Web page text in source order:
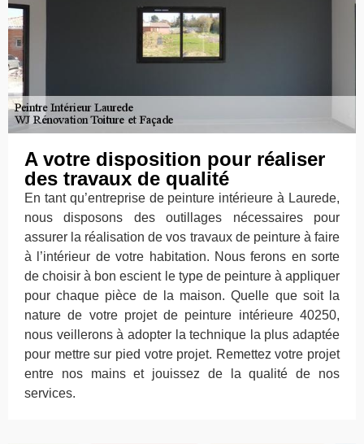
A votre disposition pour réaliser
des travaux de qualité
En tant qu’entreprise de peinture intérieure à Laurede,
nous disposons des outillages nécessaires pour
assurer la réalisation de vos travaux de peinture à faire
à l’intérieur de votre habitation. Nous ferons en sorte
de choisir à bon escient le type de peinture à appliquer
pour chaque pièce de la maison. Quelle que soit la
nature de votre projet de peinture intérieure 40250,
nous veillerons à adopter la technique la plus adaptée
pour mettre sur pied votre projet. Remettez votre projet
entre nos mains et jouissez de la qualité de nos
services.